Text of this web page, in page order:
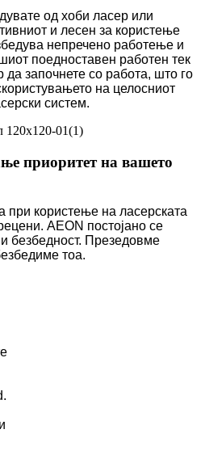
од хоби ласер или
и лесен за користење
непречено работење и
поедноставен работен тек
започнете со работа, што го
на целосниот
систем.
приоритет на вашето
при користење на ласерската
AEON постојано се
безбедност. Презедовме
тоа.